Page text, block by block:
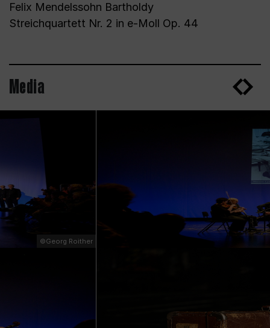
Felix Mendelssohn Bartholdy
Streichquartett Nr. 2 in e-Moll Op. 44
Media
©Georg Roither